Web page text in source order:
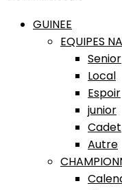
GUINEE
EQUIPES
Senior
Local
Espoir
junior
Cadet
Autre